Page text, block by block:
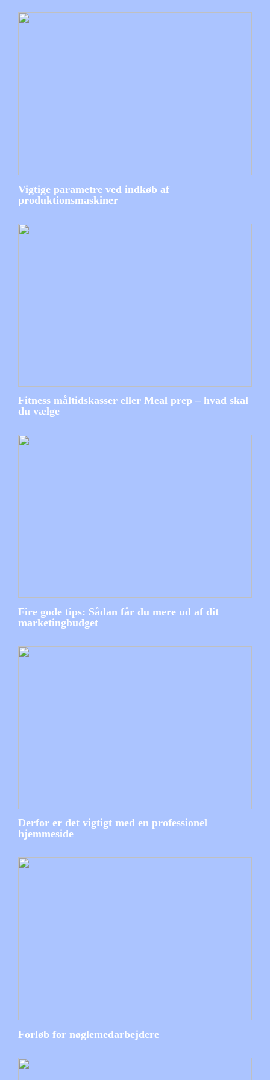
Vigtige parametre ved indkøb af
produktionsmaskiner
Fitness måltidskasser eller Meal prep – hvad skal
du vælge
Fire gode tips: Sådan får du mere ud af dit
marketingbudget
Derfor er det vigtigt med en professionel
hjemmeside
Forløb for nøglemedarbejdere